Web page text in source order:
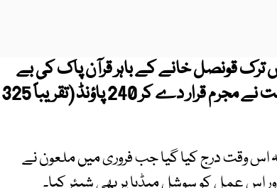
ترک قونصل خانے کے باہر قرآن پاک کی بے
حرمتی کرنے والے ملعون شخص کو عدالت نے مجرم قرار دے کر 240 پاؤنڈ (تقریباً 325
وقت درج کیا گیا جب فروری میں ملعون نے